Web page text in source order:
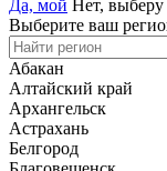
Да, мой Нет, выберу
Выберите ваш
Абакан
Алтайский край
Архангельск
Астрахань
Белгород